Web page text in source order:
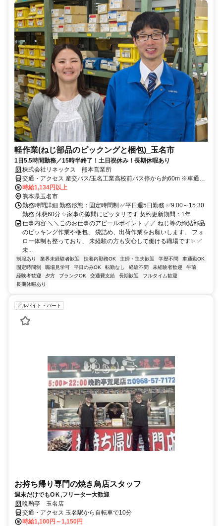
軽作業(ねじ部品のピックングと梱包)_玉名市
1日5.5時間勤務／15時半終了！土日祝休み！長期休暇あり
株式会社リネックス 熊本営業所
交通・アクセス 産交バス/玉名工業高校前バス停から約60m ※車通勤
OK ※無料駐車場あり
時給1,134円以上
熊本県玉名市
勤務時間詳細 勤務形態：固定時間制 ✅平日週5日勤務 ✅9:00～15:30
勤務 休憩60分 ✨家事の隙間にピッタリです 契約更新期間：1年
仕事内容 ＼＼このお仕事のアピールポイント ／／ ねじ等の締結部品
のピッキング作業や梱包、 袋詰め、出荷作業をお願いします。 フォ
ロー体制も整っており、 未経験の方も安心して働ける職場です✨ ✅
未...
制服あり 業界未経験者歓迎 扶養内勤務OK 主婦・主夫歓迎 学歴不問
車通勤OK
固定時間制
職場見学可 平日のみOK 転勤なし 経験不問 未経験者歓迎
午前
経験者歓迎
夕方 ブランクOK 交通費支給 長期歓迎
フルタイム歓迎
長期休暇あり
アルバイト・パート
お持ち帰り専門の焼き鳥店スタッフ
週末だけでもOＫ,フリーター大歓迎
晩酌亭 玉名店
交通・アクセス 玉名駅から自転車で10分
時給1,100円～1,150円